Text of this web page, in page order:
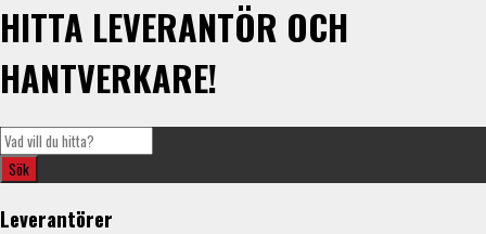
HITTA LEVERANTÖR OCH
HANTVERKARE!
Leverantörer